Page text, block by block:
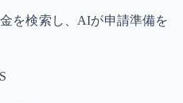
を検索し、AIが申請準備を